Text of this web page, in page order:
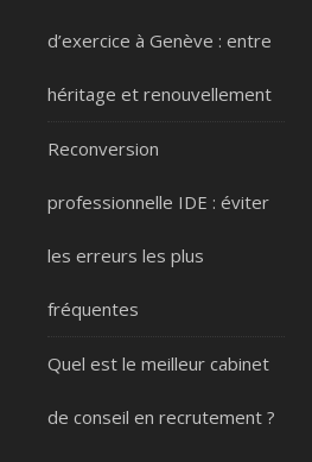
d’exercice à Genève : entre
héritage et renouvellement
Reconversion
professionnelle IDE : éviter
les erreurs les plus
fréquentes
Quel est le meilleur cabinet
de conseil en recrutement ?